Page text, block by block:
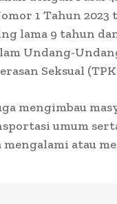
1 Tahun
lama 9 tahun
Undang-
Seksual
mengimbau
umum
mengalami atau